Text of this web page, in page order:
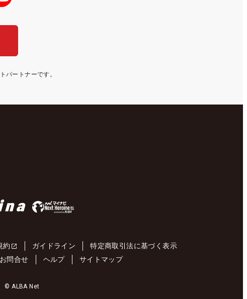
パートナーです。
約 ガイドライン
特定商取引法に基づく表示
お問合せ ヘルプ サイトマップ
© ALBA Net